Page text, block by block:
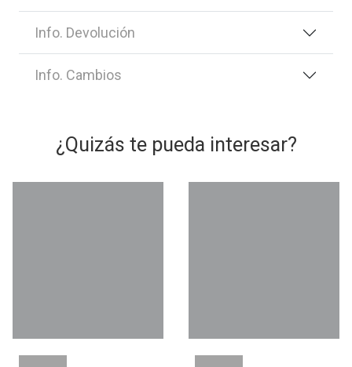
Info. Devolución
Info. Cambios
¿Quizás te pueda interesar?